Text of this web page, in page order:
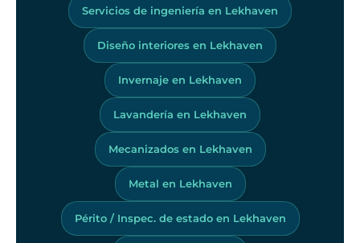
Servicios de ingeniería en Lekhaven
Diseño interiores en Lekhaven
Invernaje en Lekhaven
Lavandería en Lekhaven
Mecanizados en Lekhaven
Metal en Lekhaven
Périto / Inspec. de estado en Lekhaven